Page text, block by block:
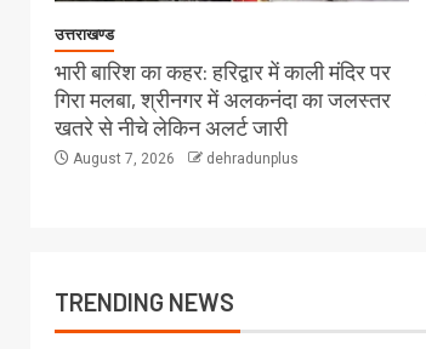
उत्तराखण्ड
भारी बारिश का कहर: हरिद्वार में काली मंदिर पर
गिरा मलबा, श्रीनगर में अलकनंदा का जलस्तर
खतरे से नीचे लेकिन अलर्ट जारी
August 7, 2026 dehradunplus
TRENDING NEWS